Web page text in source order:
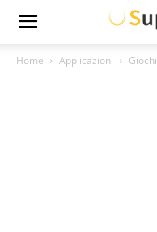
Super
Home Applicazioni Giochi